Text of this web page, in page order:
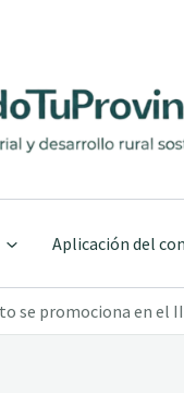
Aplicación del
se promociona en el